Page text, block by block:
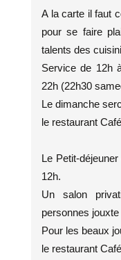
A la carte il faut
pour se faire
talents des
Service de 12h
22h (22h30
Le dimanche
le restaurant
Le Petit-
12h.
Un salon
personnes jouxte
Pour les beaux
le restaurant